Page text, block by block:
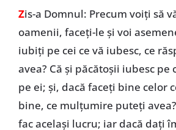
Zis-a Domnul: Precum voiți să
oamenii, faceți-le și voi
iubiți pe cei ce vă iubesc, ce
avea? Că și păcătoșii iubesc pe
pe ei; și, dacă faceți bine celor
bine, ce mulțumire puteți
fac același lucru; iar dacă dați